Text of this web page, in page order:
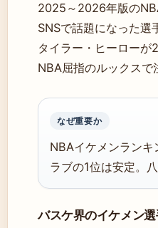
2025～2026年版の
SNSで話題になった
タイラー・ヒーロー
NBA屈指のルックスで
なぜ重要か
NBAイケメンラン
ラブの1位は安定。
バスケ界のイケメン